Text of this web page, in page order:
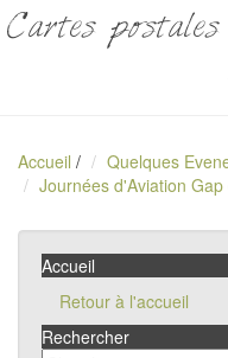
Cartes postales
Accueil / Quelques
Journées d'Aviation
Accueil
Retour à l'accueil
Rechercher